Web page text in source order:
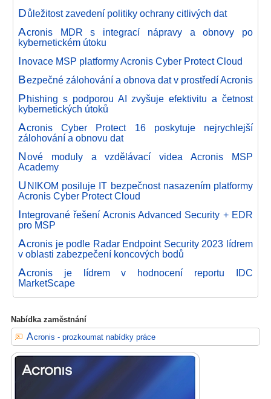
Důležitost zavedení politiky ochrany citlivých dat
Acronis MDR s integrací nápravy a obnovy po
kybernetickém útoku
Inovace MSP platformy Acronis Cyber Protect Cloud
Bezpečné zálohování a obnova dat v prostředí Acronis
P hishing s podporou AI zvyšuje efektivitu a četnost
kybernetických útoků
Acronis Cyber Protect 16 poskytuje nejrychlejší
zálohování a obnovu dat
Nové moduly a vzdělávací videa Acronis MSP
Academy
U NIKOM posiluje IT bezpečnost nasazením platformy
Acronis Cyber Protect Cloud
Integrované řešení Acronis Advanced Security + EDR
pro MSP
Acronis je podle Radar Endpoint Security 2023 lídrem
v oblasti zabezpečení koncových bodů
Acronis je lídrem v hodnocení reportu IDC
MarketScape
Nabídka zaměstnání
Acronis - prozkoumat nabídky práce